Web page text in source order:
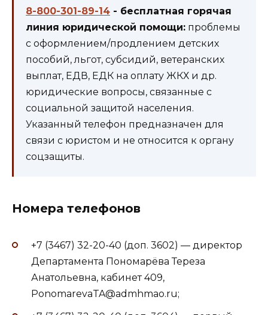
8-800-301-89-14 - бесплатная горячая
линия юридической помощи: проблемы
с оформлением/продлением детских
пособий, льгот, субсидий, ветеранских
выплат, ЕДВ, ЕДК на оплату ЖКХ и др.
юридические вопросы, связанные с
социальной защитой населения.
Указанный телефон предназначен для
связи с юристом и не относится к органу
соцзащиты.
Номера телефонов
+7 (3467) 32-20-40 (доп. 3602) — директор
Департамента Пономарёва Тереза
Анатольевна, кабинет 409,
PonomarevaTA@admhmao.ru;